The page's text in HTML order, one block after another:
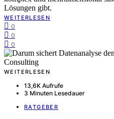
Lösungen gibt.
WEITERLESEN
0
0
0
WEITERLESEN
13,6K Aufrufe
3 Minuten Lesedauer
RATGEBER